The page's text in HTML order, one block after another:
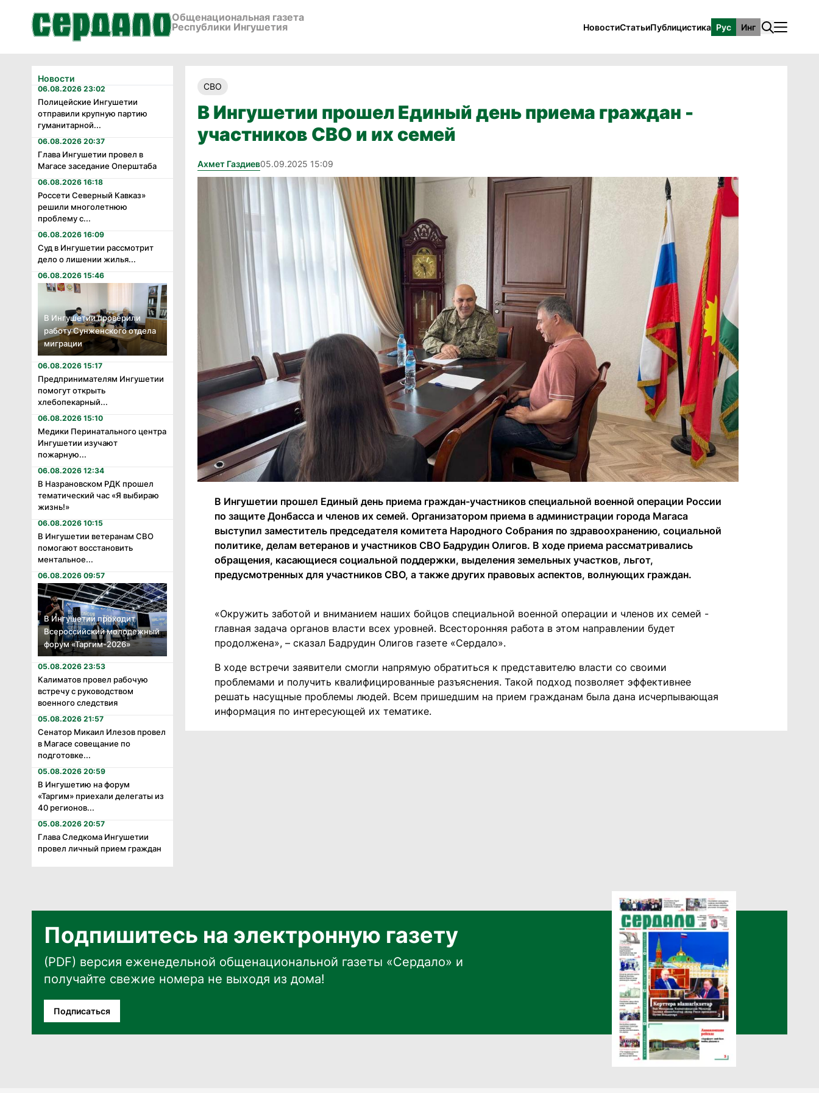
Общенациональная газета
Республики Ингушетия
НовостиСтатьиПублицистика Рус Инг
Новости
06.08.2026 23:02
Полицейские Ингушетии
отправили крупную партию
гуманитарной...
06.08.2026 20:37
Глава Ингушетии провел в
Магасе заседание Оперштаба
06.08.2026 16:18
Россети Северный Кавказ»
решили многолетнюю
проблему с...
06.08.2026 16:09
Суд в Ингушетии рассмотрит
дело о лишении жилья...
06.08.2026 15:46
В Ингушетии проверили
работу Сунженского отдела
миграции
06.08.2026 15:17
Предпринимателям Ингушетии
помогут открыть
хлебопекарный...
06.08.2026 15:10
Медики Перинатального центра
Ингушетии изучают
пожарную...
06.08.2026 12:34
В Назрановском РДК прошел
тематический час «Я выбираю
жизнь!»
06.08.2026 10:15
В Ингушетии ветеранам СВО
помогают восстановить
ментальное...
06.08.2026 09:57
В Ингушетии проходит
Всероссийский молодежный
форум «Таргим-2026»
05.08.2026 23:53
Калиматов провел рабочую
встречу с руководством
военного следствия
05.08.2026 21:57
Сенатор Микаил Илезов провел
в Магасе совещание по
подготовке...
05.08.2026 20:59
В Ингушетию на форум
«Таргим» приехали делегаты из
40 регионов...
05.08.2026 20:57
Глава Следкома Ингушетии
провел личный прием граждан
СВО
В Ингушетии прошел Единый день приема граждан -
участников СВО и их семей
Ахмет Газдиев05.09.2025 15:09
В Ингушетии прошел Единый день приема граждан-участников специальной военной операции России
по защите Донбасса и членов их семей. Организатором приема в администрации города Магаса
выступил заместитель председателя комитета Народного Собрания по здравоохранению, социальной
политике, делам ветеранов и участников СВО Бадрудин Олигов. В ходе приема рассматривались
обращения, касающиеся социальной поддержки, выделения земельных участков, льгот,
предусмотренных для участников СВО, а также других правовых аспектов, волнующих граждан.
«Окружить заботой и вниманием наших бойцов специальной военной операции и членов их семей -
главная задача органов власти всех уровней. Всесторонняя работа в этом направлении будет
продолжена», – сказал Бадрудин Олигов газете «Сердало».
В ходе встречи заявители смогли напрямую обратиться к представителю власти со своими
проблемами и получить квалифицированные разъяснения. Такой подход позволяет эффективнее
решать насущные проблемы людей. Всем пришедшим на прием гражданам была дана исчерпывающая
информация по интересующей их тематике.
Подпишитесь на электронную газету
(PDF) версия еженедельной общенациональной газеты «Сердало» и
получайте свежие номера не выходя из дома!
Подписаться